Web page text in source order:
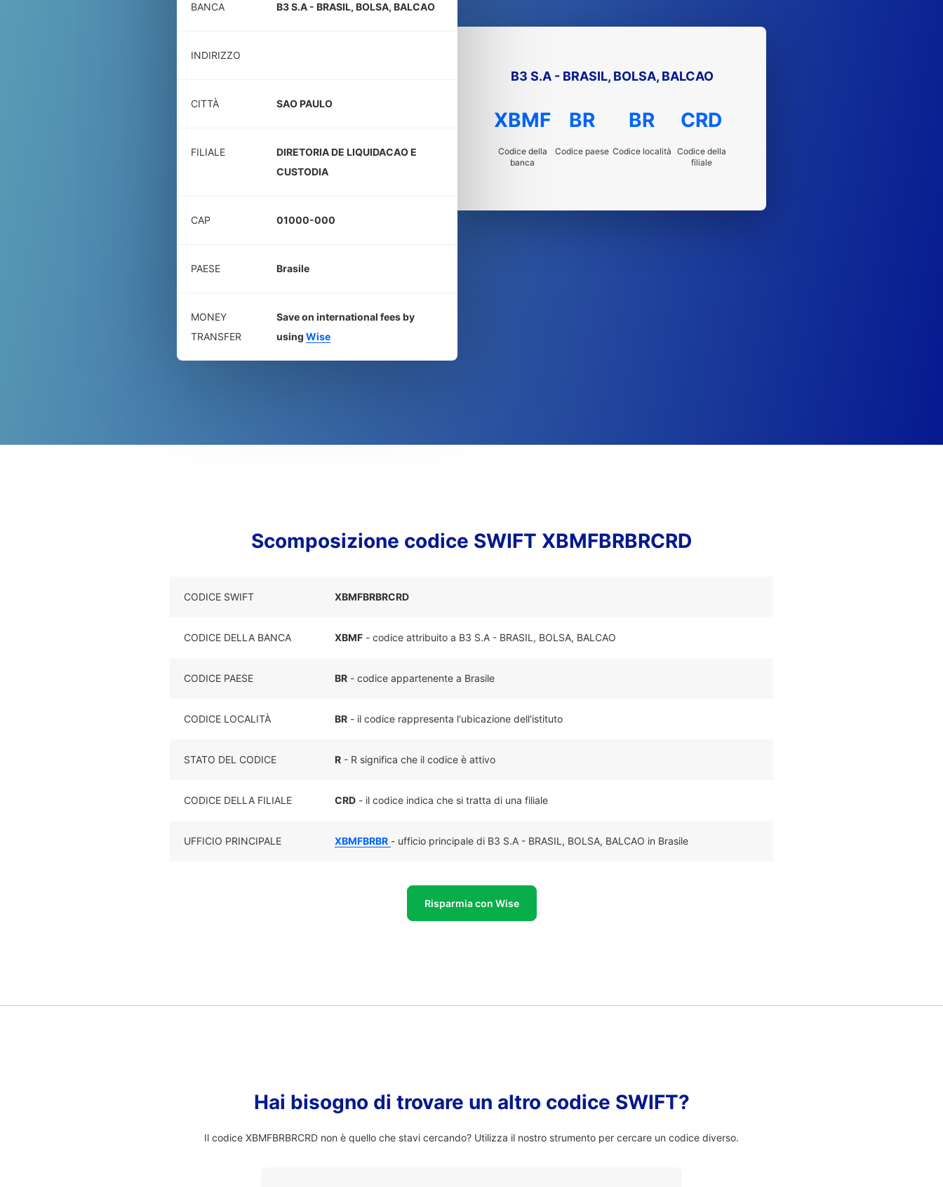
BANCA B3 S.A - BRASIL, BOLSA, BALCAO
INDIRIZZO
CITTÀ SAO PAULO
FILIALE
DIRETORIA DE LIQUIDACAO E
CUSTODIA
CAP 01000-000
PAESE Brasile
MONEY
TRANSFER
Save on international fees by
using Wise
B3 S.A - BRASIL, BOLSA, BALCAO
XBMF
Codice della
banca
BR
Codice paese
BR
Codice località
CRD
Codice della
filiale
Scomposizione codice SWIFT XBMFBRBRCRD
CODICE SWIFT XBMFBRBRCRD
CODICE DELLA BANCA XBMF - codice attribuito a B3 S.A - BRASIL, BOLSA, BALCAO
CODICE PAESE BR - codice appartenente a Brasile
CODICE LOCALITÀ BR - il codice rappresenta l'ubicazione dell'istituto
STATO DEL CODICE R - R significa che il codice è attivo
CODICE DELLA FILIALE CRD - il codice indica che si tratta di una filiale
UFFICIO PRINCIPALE XBMFBRBR - ufficio principale di B3 S.A - BRASIL, BOLSA, BALCAO in Brasile
Risparmia con Wise
Hai bisogno di trovare un altro codice SWIFT?
Il codice XBMFBRBRCRD non è quello che stavi cercando? Utilizza il nostro strumento per cercare un codice diverso.